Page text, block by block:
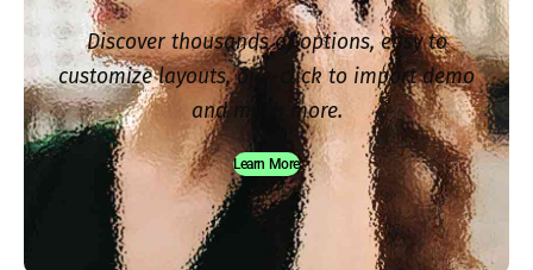
Discover thousands of options, easy to
customize layouts, one-click to import demo
and much more.
Learn More